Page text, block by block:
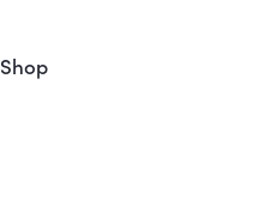
Shop